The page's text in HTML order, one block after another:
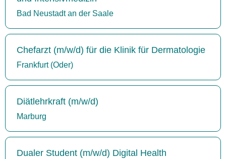
Bad Neustadt an der Saale
Chefarzt (m/w/d) für die Klinik für Dermatologie
Frankfurt (Oder)
Diätlehrkraft (m/w/d)
Marburg
Dualer Student (m/w/d) Digital Health